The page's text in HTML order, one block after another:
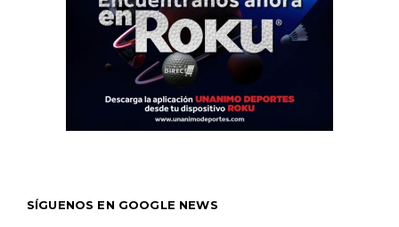
SÍGUENOS EN GOOGLE NEWS